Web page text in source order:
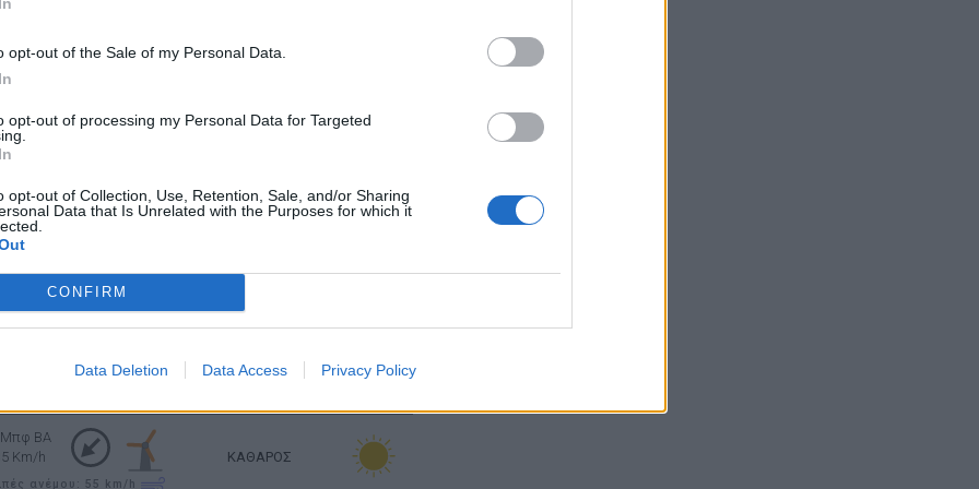
opt-out of the Sale of my Personal Data.
opt-out of processing my Personal Data for Targeted
opt-out of Collection, Use, Retention, Sale, and/or Sharing
Data that Is Unrelated with the Purposes for which it
CONFIRM
Data Deletion Data Access Privacy Policy
35 Km/h
BA
BA
Km/h
ΚΑΘΑΡΟΣ
Μπφ BA
Km/h
ΚΑΘΑΡΟΣ
Μπφ BA
Km/h
ανέμου: 55 km/h
ΚΑΘΑΡΟΣ